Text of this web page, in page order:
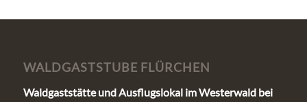
WALDGASTSTUBE FLÜRCHEN
Waldgaststätte und Ausflugslokal im Westerwald bei